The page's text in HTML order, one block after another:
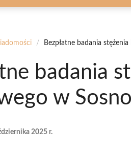
/ Bezpłatne badania
badania
w
2025 r.